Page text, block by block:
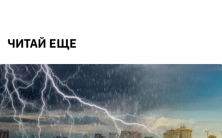
ЧИТАЙ ЕЩЕ